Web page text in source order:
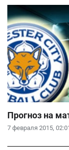
7 февраля 2015,
Прогноз на